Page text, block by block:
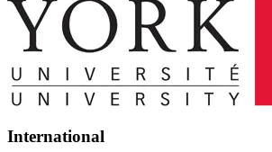
International